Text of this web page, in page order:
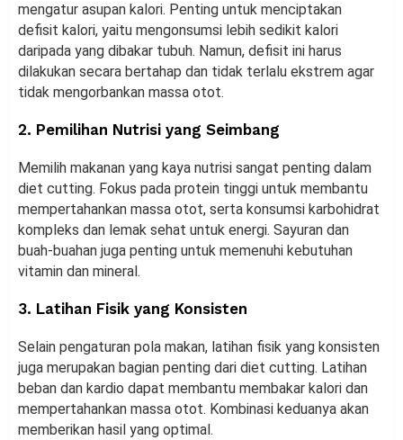
mengatur asupan kalori. Penting untuk menciptakan
defisit kalori, yaitu mengonsumsi lebih sedikit kalori
daripada yang dibakar tubuh. Namun, defisit ini harus
dilakukan secara bertahap dan tidak terlalu ekstrem agar
tidak mengorbankan massa otot.
2. Pemilihan Nutrisi yang Seimbang
Memilih makanan yang kaya nutrisi sangat penting dalam
diet cutting. Fokus pada protein tinggi untuk membantu
mempertahankan massa otot, serta konsumsi karbohidrat
kompleks dan lemak sehat untuk energi. Sayuran dan
buah-buahan juga penting untuk memenuhi kebutuhan
vitamin dan mineral.
3. Latihan Fisik yang Konsisten
Selain pengaturan pola makan, latihan fisik yang konsisten
juga merupakan bagian penting dari diet cutting. Latihan
beban dan kardio dapat membantu membakar kalori dan
mempertahankan massa otot. Kombinasi keduanya akan
memberikan hasil yang optimal.